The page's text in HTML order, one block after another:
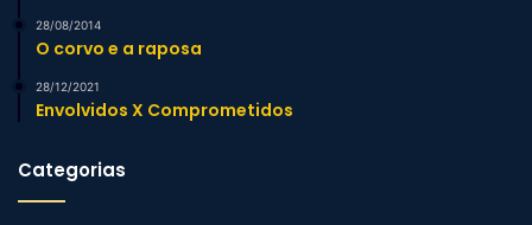
28/08/2014
O corvo e a raposa
28/12/2021
Envolvidos X Comprometidos
Categorias